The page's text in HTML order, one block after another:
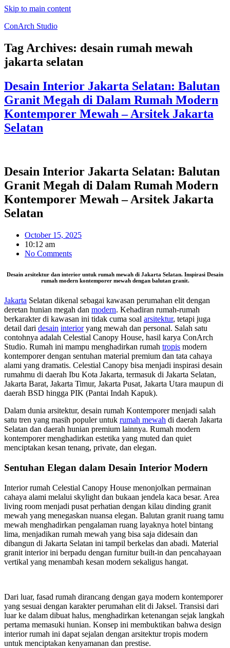
Skip to main content
ConArch Studio
Tag Archives: desain rumah mewah
jakarta selatan
Desain Interior Jakarta Selatan: Balutan
Granit Megah di Dalam Rumah Modern
Kontemporer Mewah – Arsitek Jakarta
Selatan
Desain Interior Jakarta Selatan: Balutan
Granit Megah di Dalam Rumah Modern
Kontemporer Mewah – Arsitek Jakarta
Selatan
October 15, 2025
10:12 am
No Comments
Desain arsitektur dan interior untuk rumah mewah di Jakarta Selatan. Inspirasi Desain
rumah modern kontemporer mewah dengan balutan granit.
Jakarta Selatan dikenal sebagai kawasan perumahan elit dengan
deretan hunian megah dan modern. Kehadiran rumah-rumah
berkarakter di kawasan ini tidak cuma soal arsitektur, tetapi juga
detail dari desain interioryang mewah dan personal. Salah satu
contohnya adalah Celestial Canopy House, hasil karya ConArch
Studio. Rumah ini mampu menghadirkan rumah tropis modern
kontemporer dengan sentuhan material premium dan tata cahaya
alami yang dramatis. Celestial Canopy bisa menjadi inspirasi desain
rumahmu di daerah Ibu Kota Jakarta, termasuk di Jakarta Selatan,
Jakarta Barat, Jakarta Timur, Jakarta Pusat, Jakarta Utara maupun di
daerah BSD hingga PIK (Pantai Indah Kapuk).
Dalam dunia arsitektur, desain rumah Kontemporer menjadi salah
satu tren yang masih populer untuk rumah mewah di daerah Jakarta
Selatan dan daerah hunian premium lainnya. Rumah modern
kontemporer menghadirkan estetika yang muted dan quiet
menciptakan kesan tenang, private, dan elegan.
Sentuhan Elegan dalam Desain Interior Modern
Interior rumah Celestial Canopy House menonjolkan permainan
cahaya alami melalui skylight dan bukaan jendela kaca besar. Area
living room menjadi pusat perhatian dengan kilau dinding granit
mewah yang menegaskan nuansa elegan. Balutan granit ruang tamu
mewah menghadirkan pengalaman ruang layaknya hotel bintang
lima, menjadikan rumah mewah yang bisa saja didesain dan
dibangun di Jakarta Selatan ini tampil berkelas dan abadi. Material
granit interior ini berpadu dengan furnitur built-in dan pencahayaan
vertikal yang menambah kesan modern sekaligus hangat.
Dari luar, fasad rumah dirancang dengan gaya modern kontemporer
yang sesuai dengan karakter perumahan elit di Jaksel. Transisi dari
luar ke dalam dibuat halus, menghadirkan ketenangan sejak langkah
pertama memasuki hunian. Konsep ini membuktikan bahwa design
interior rumah ini dapat sejalan dengan arsitektur tropis modern
untuk menciptakan kenyamanan dan prestise.